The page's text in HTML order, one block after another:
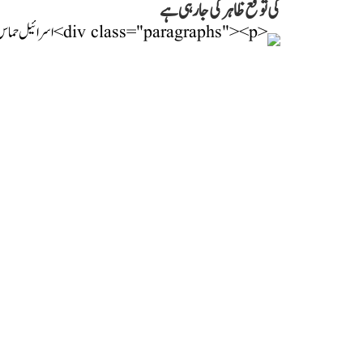
کی توقع ظاہر کی جا رہی ہے